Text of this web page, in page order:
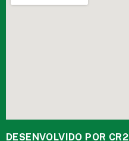
DESENVOLVIDO POR CR2